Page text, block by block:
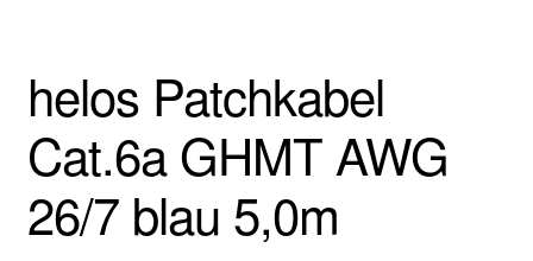
helos Patchkabel
Cat.6a GHMT AWG
26/7 blau 5,0m